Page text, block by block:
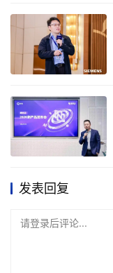
发表回复
请登录后评论...